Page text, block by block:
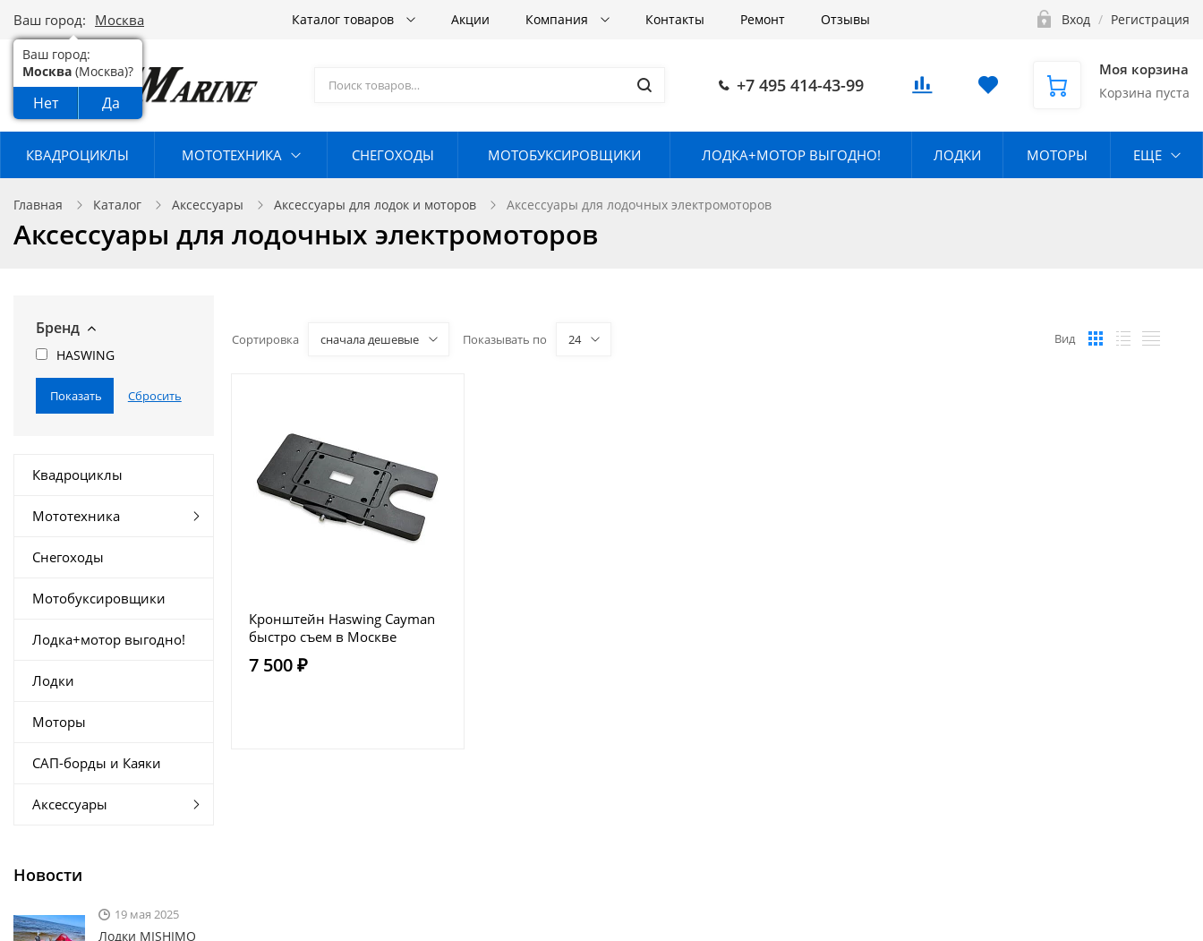
Ваш город: Москва
Ваш город:
Москва (Москва)?
Нет Да
Каталог товаров Акции Компания Контакты Ремонт Отзывы Вход / Регистрация
+7 495 414-43-99
Моя корзина
Корзина пуста
КВАДРОЦИКЛЫ МОТОТЕХНИКА СНЕГОХОДЫ МОТОБУКСИРОВЩИКИ ЛОДКА+МОТОР ВЫГОДНО! ЛОДКИ МОТОРЫ ЕЩЕ
Главная Каталог Аксессуары Аксессуары для лодок и моторов Аксессуары для лодочных электромоторов
Аксессуары для лодочных электромоторов
Бренд
HASWING
Квадроциклы
Мототехника
Снегоходы
Мотобуксировщики
Лодка+мотор выгодно!
Лодки
Моторы
САП-борды и Каяки
Аксессуары
Новости
19 мая 2025
Лодки MISHIMO
Сортировка сначала дешевые Показывать по 24 Вид
Кронштейн Haswing Cayman
быстро съем в Москве
7 500 ₽